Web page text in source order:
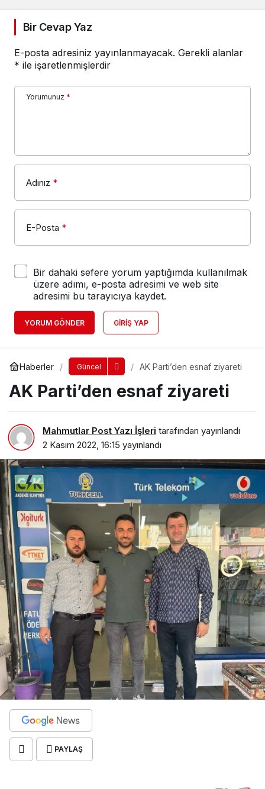
Bir Cevap Yaz
E-posta adresiniz yayınlanmayacak. Gerekli alanlar
* ile işaretlenmişlerdir
Yorumunuz *
Adınız *
E-Posta *
Bir dahaki sefere yorum yaptığımda kullanılmak
üzere adımı, e-posta adresimi ve web site
adresimi bu tarayıcıya kaydet.
YORUM GÖNDER GIRIŞ YAP
Haberler Güncel AK Parti’den esnaf ziyareti
AK Parti’den esnaf ziyareti
Mahmutlar Post Yazı İşleri tarafından yayınlandı
2 Kasım 2022, 16:15 yayınlandı
PAYLAŞ